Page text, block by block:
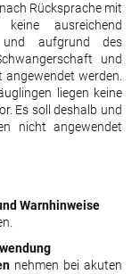
Rücksprache mit
ausreichend
und aufgrund des
und
werden.
liegen keine
Es soll deshalb und
nicht angewendet
Warnhinweise
nehmen bei akuten